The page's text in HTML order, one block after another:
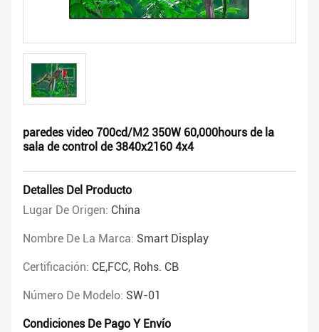
paredes video 700cd/M2 350W 60,000hours de la
sala de control de 3840x2160 4x4
Detalles Del Producto
Lugar De Origen: China
Nombre De La Marca: Smart Display
Certificación: CE,FCC, Rohs. CB
Número De Modelo: SW-01
Condiciones De Pago Y Envío